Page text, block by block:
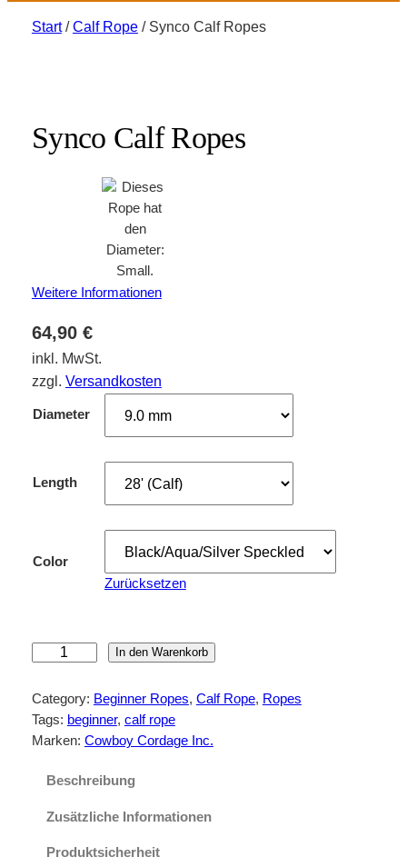
Start/Calf Rope/ Synco Calf Ropes
Synco Calf Ropes
Weitere Informationen
64,90 €
inkl. MwSt.
zzgl. Versandkosten
Diameter
Length
Color
Zurücksetzen
n
c
o
In den Warenkorb
Category: Beginner Ropes, Calf Rope, Ropes
Tags: beginner, calf rope
Marken: Cowboy Cordage Inc.
Beschreibung
Zusätzliche Informationen
Produktsicherheit